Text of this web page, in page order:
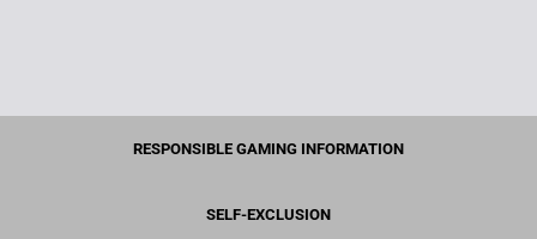
RESPONSIBLE GAMING INFORMATION
SELF-EXCLUSION